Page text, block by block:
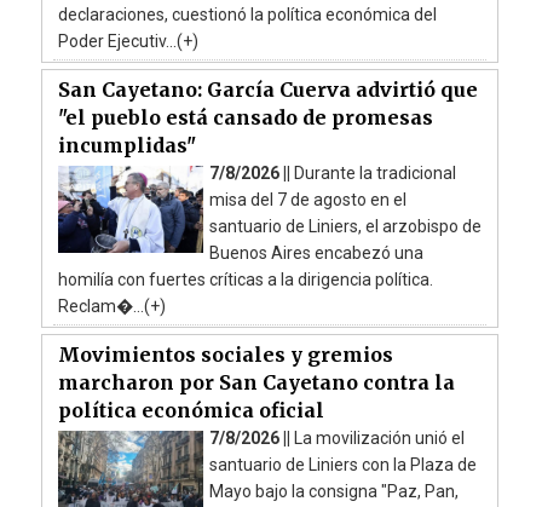
declaraciones, cuestionó la política económica del
Poder Ejecutiv...(+)
San Cayetano: García Cuerva advirtió que
"el pueblo está cansado de promesas
incumplidas"
7/8/2026 ||
Durante la tradicional
misa del 7 de agosto en el
santuario de Liniers, el arzobispo de
Buenos Aires encabezó una
homilía con fuertes críticas a la dirigencia política.
Reclam�...(+)
Movimientos sociales y gremios
marcharon por San Cayetano contra la
política económica oficial
7/8/2026 ||
La movilización unió el
santuario de Liniers con la Plaza de
Mayo bajo la consigna "Paz, Pan,